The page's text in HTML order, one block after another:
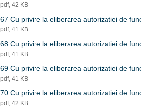
pdf, 42 KB
67 Cu privire la eliberarea autorizatiei de
pdf, 41 KB
68 Cu privire la eliberarea autorizatiei de
pdf, 41 KB
69 Cu privire la eliberarea autorizatiei de
pdf, 41 KB
70 Cu privire la eliberarea autorizatiei de
pdf, 42 KB